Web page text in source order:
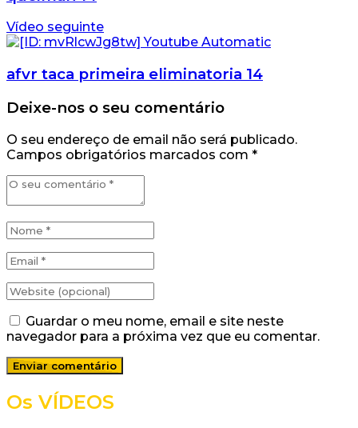
Vídeo seguinte
afvr taca primeira eliminatoria 14
Deixe-nos o seu comentário
O seu endereço de email não será publicado.
Campos obrigatórios marcados com *
Guardar o meu nome, email e site neste
navegador para a próxima vez que eu comentar.
Os VÍDEOS